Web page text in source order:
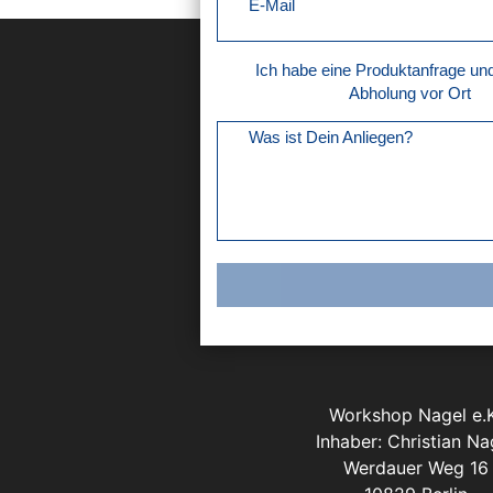
E-Mail
Ich habe eine Produktanfrage
Abholung vor Ort
Was ist Dein Anliegen?
Workshop Nagel
Inhaber: Christian
Werdauer Weg 16